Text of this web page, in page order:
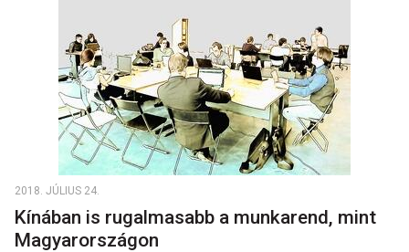
2018. JÚLIUS 24.
Kínában is rugalmasabb a munkarend, mint
Magyarországon